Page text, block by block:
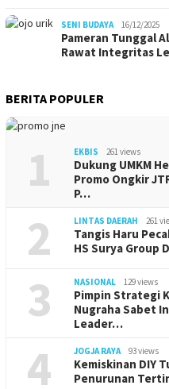
SENI BUDAYA 16/12/2025
Pameran Tunggal
Rawat Integritas
BERITA POPULER
1 EKBIS 261 views
Dukung UMKM
Promo Ongkir
P…
2 LINTAS DAERAH 261
Tangis Haru
HS Surya Group
3 NASIONAL 129 views
Pimpin Strategi
Nugraha Sabet
Leader…
4 JOGJA RAYA 93 views
Kemiskinan DIY
Penurunan